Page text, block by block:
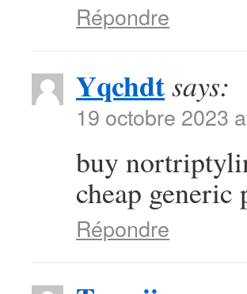
Répondre
Yqchdtsays:
19 octobre 2023
buy
cheap generic
Répondre